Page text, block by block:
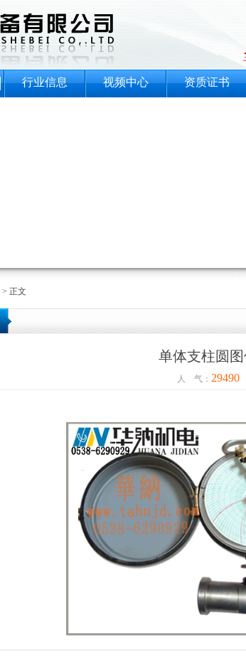
行业信息 视频中心 资质证书
> 正文
单体支柱圆
人 气： 29490